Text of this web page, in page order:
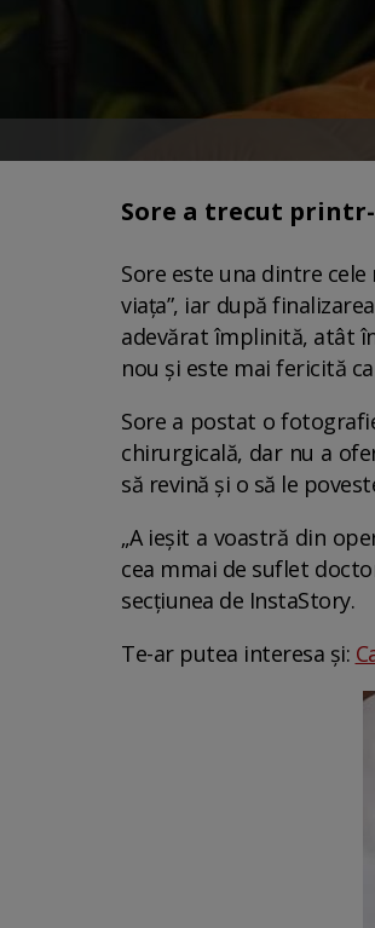
Sore a trecut
Sore este una dintre
viața”, iar după
adevărat împlinită, atât
nou și este mai fericită
Sore a postat o
chirurgicală, dar nu a
să revină și o să le
„A ieșit a voastră din
cea mmai de suflet
secțiunea de InstaStory.
Te-ar putea interesa și: